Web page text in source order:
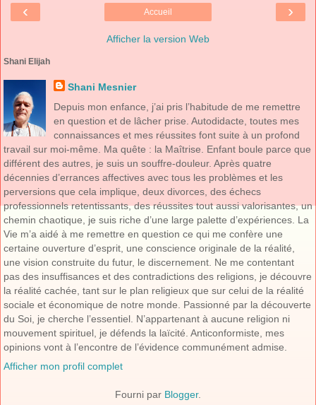
‹ ›
Accueil
Afficher la version Web
Shani Elijah
Shani Mesnier
Depuis mon enfance, j’ai pris l’habitude de me remettre
en question et de lâcher prise. Autodidacte, toutes mes
connaissances et mes réussites font suite à un profond
travail sur moi-même. Ma quête : la Maîtrise. Enfant boule parce que
différent des autres, je suis un souffre-douleur. Après quatre
décennies d’errances affectives avec tous les problèmes et les
perversions que cela implique, deux divorces, des échecs
professionnels retentissants, des réussites tout aussi valorisantes, un
chemin chaotique, je suis riche d’une large palette d’expériences. La
Vie m’a aidé à me remettre en question ce qui me confère une
certaine ouverture d’esprit, une conscience originale de la réalité,
une vision construite du futur, le discernement. Ne me contentant
pas des insuffisances et des contradictions des religions, je découvre
la réalité cachée, tant sur le plan religieux que sur celui de la réalité
sociale et économique de notre monde. Passionné par la découverte
du Soi, je cherche l’essentiel. N’appartenant à aucune religion ni
mouvement spirituel, je défends la laïcité. Anticonformiste, mes
opinions vont à l’encontre de l’évidence communément admise.
Afficher mon profil complet
Fourni par Blogger.